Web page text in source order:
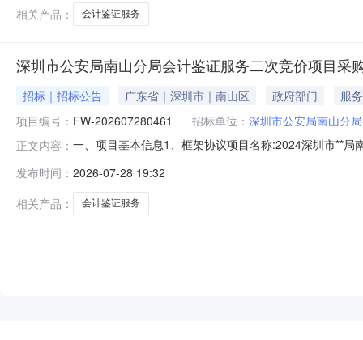
相关产品：
会计鉴证服务
深圳市公安局南山分局会计鉴证服务二次竞价项目采
招标｜招标公告 广东省｜深圳市｜南山区 政府部门
服务
项目编号： FW-202607280461 招标单位： 深圳市公安局南山分局
正文内容： 一、项目基本信息1、框架协议项目名称:2024深圳市**
计鉴定的供应商,应当遵照《会计师事务所质量控制准则
发布时间： 2026-07-28 19:32
相关产品：
会计鉴证服务